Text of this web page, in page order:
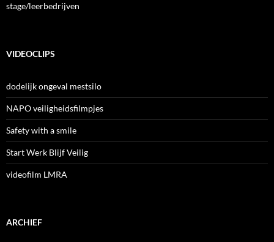
stage/leerbedrijven
VIDEOCLIPS
dodelijk ongeval mestsilo
NAPO veiligheidsfilmpjes
Safety with a smile
Start Werk Blijf Veilig
videofilm LMRA
ARCHIEF